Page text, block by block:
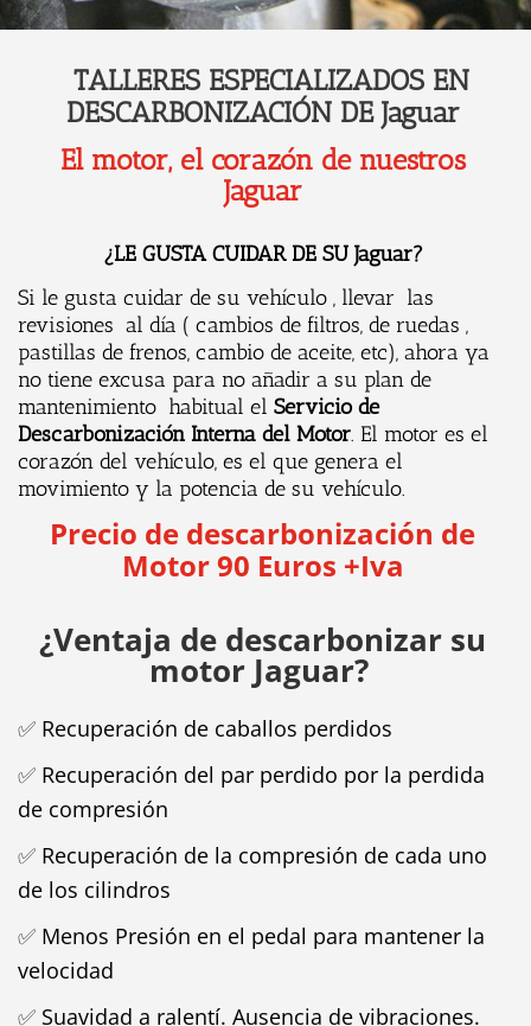
TALLERES ESPECIALIZADOS EN
DESCARBONIZACIÓN DE Jaguar
El motor, el corazón de nuestros
Jaguar
¿LE GUSTA CUIDAR DE SU Jaguar?
Si le gusta cuidar de su vehículo , llevar las
revisiones al día ( cambios de filtros, de ruedas ,
pastillas de frenos, cambio de aceite, etc), ahora ya
no tiene excusa para no añadir a su plan de
mantenimiento habitual el Servicio de
Descarbonización Interna del Motor. El motor es el
corazón del vehículo, es el que genera el
movimiento y la potencia de su vehículo.
Precio de descarbonización de
Motor 90 Euros +Iva
¿Ventaja de descarbonizar su
motor Jaguar?
✅ Recuperación de caballos perdidos
✅ Recuperación del par perdido por la perdida
de compresión
✅ Recuperación de la compresión de cada uno
de los cilindros
✅ Menos Presión en el pedal para mantener la
velocidad
✅ Suavidad a ralentí. Ausencia de vibraciones.